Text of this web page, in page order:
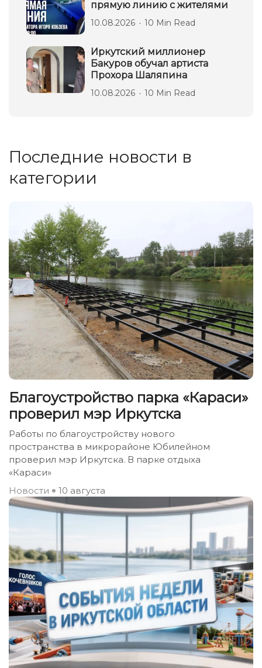
прямую линию с жителями
10.08.2026 10 Min Read
Иркутский миллионер
Бакуров обучал артиста
Прохора Шаляпина
10.08.2026 10 Min Read
Последние новости в
категории
Благоустройство парка «Караси»
проверил мэр Иркутска
Работы по благоустройству нового
пространства в микрорайоне Юбилейном
проверил мэр Иркутска. В парке отдыха
«Караси»
Новости
10 августа